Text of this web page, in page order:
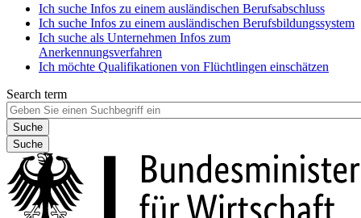
Ich suche Infos zu einem ausländischen Berufsabschluss
Ich suche Infos zu einem ausländischen Berufsbildungssystem
Ich suche als Unternehmen Infos zum
Anerkennungsverfahren
Ich möchte Qualifikationen von Flüchtlingen einschätzen
Search term
Suche